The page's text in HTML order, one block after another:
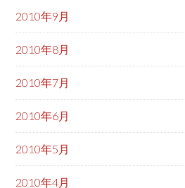
2010年9月
2010年8月
2010年7月
2010年6月
2010年5月
2010年4月